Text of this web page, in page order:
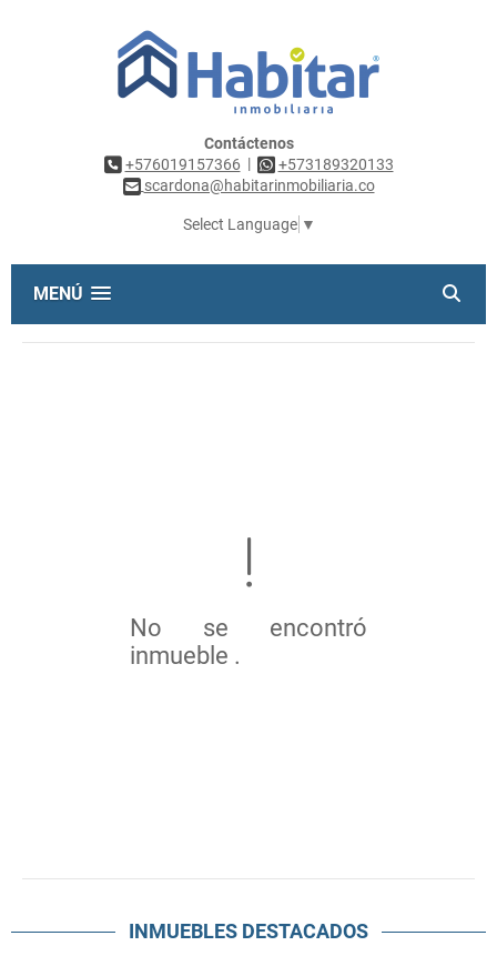
Contáctenos
+576019157366 |
+573189320133
scardona@habitarinmobiliaria.co
Select Language ▼
MENÚ
No se encontró
inmueble .
INMUEBLES DESTACADOS